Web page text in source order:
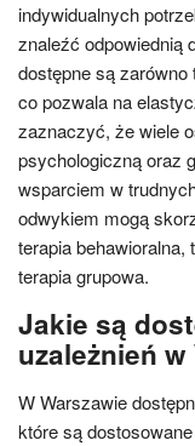
indywidualnych
znaleźć odpowiednią
dostępne są zarówno
co pozwala na
zaznaczyć, że wiele
psychologiczną oraz
wsparciem w
odwykiem mogą
terapia
terapia grupowa.
Jakie są
uzależnień
W Warszawie
które są